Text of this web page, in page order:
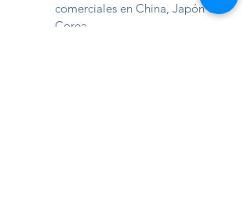
comerciales en China, Japón o
Corea.